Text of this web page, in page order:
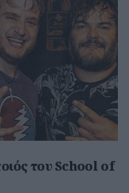
του School of